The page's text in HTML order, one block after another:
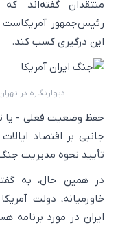
منتقدان گفته‌اند
رئیس‌جمهور آمریکاست
این درگیری کسب کند.
دیوارنگاره در
حفظ وضعیت فعلی - یا
جانبی بر اقتصاد
تأیید نحوه مدیریت
در همین حال، به
خاورمیانه، دولت
ایران در مورد برنامه